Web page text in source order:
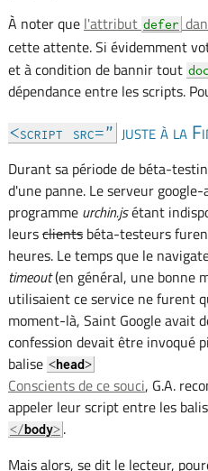
À noter que l'attribut defer
cette attente. Si évidemment
et à condition de bannir tout
dépendance entre les scripts.
<script src​=" juste à la
Durant sa période de béta-
d'une panne. Le serveur
programme urchin.jsétant
leursclientsbéta-testeurs
heures. Le temps que le
timeout(en général, une bonne
utilisaient ce service ne furent
moment-là, Saint Google avait
confession devait être invoqué
balise <head>
Conscients de ce souci, G.A.
appeler leur script entre les
</body>.
Mais alors, se dit le lecteur,